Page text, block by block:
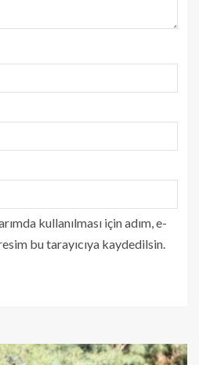
kullanılması için adım, e-
bu tarayıcıya kaydedilsin.